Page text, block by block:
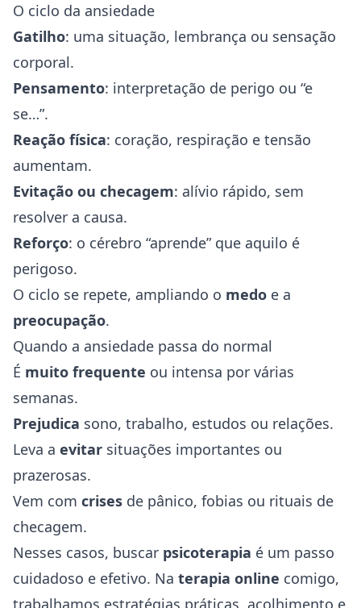
O ciclo da ansiedade
Gatilho: uma situação, lembrança ou sensação
corporal.
Pensamento: interpretação de perigo ou “e
se…”.
Reação física: coração, respiração e tensão
aumentam.
Evitação ou checagem: alívio rápido, sem
resolver a causa.
Reforço: o cérebro “aprende” que aquilo é
perigoso.
O ciclo se repete, ampliando o medo e a
preocupação.
Quando a ansiedade passa do normal
É muito frequente ou intensa por várias
semanas.
Prejudica sono, trabalho, estudos ou relações.
Leva a evitar situações importantes ou
prazerosas.
Vem com crises de pânico, fobias ou rituais de
checagem.
Nesses casos, buscar psicoterapia é um passo
cuidadoso e efetivo. Na terapia online comigo,
trabalhamos estratégias práticas, acolhimento e